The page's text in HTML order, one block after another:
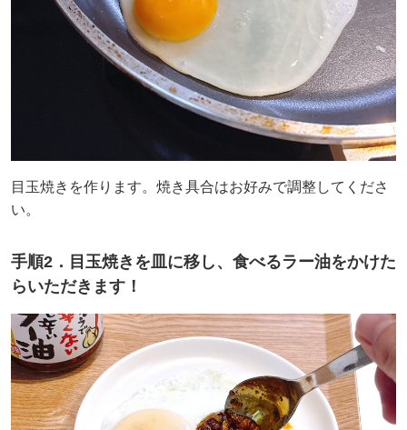
目玉焼きを作ります。焼き具合はお好みで調整してくださ
い。
手順2．目玉焼きを皿に移し、食べるラー油をかけた
らいただきます！